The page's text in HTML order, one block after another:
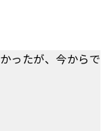
ったが、今からで